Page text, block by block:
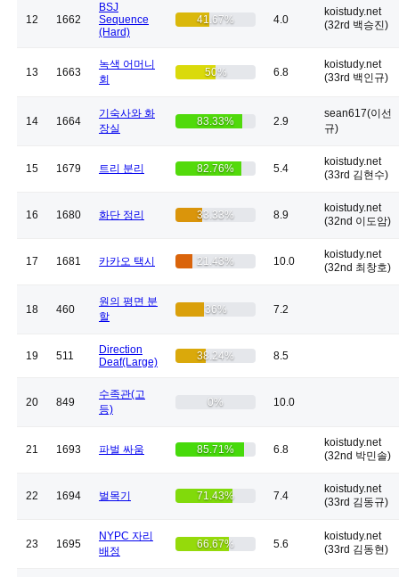
12 1662
BSJ
Sequence
(Hard)
41.67% 4.0
koistudy.net
(32rd 백승진)
13 1663
녹색 어머니
회
50% 6.8
koistudy.net
(33rd 백인규)
14 1664
기숙사와 화
장실
83.33% 2.9
sean617(이선
규)
15 1679 트리 분리 82.76% 5.4
koistudy.net
(33rd 김현수)
16 1680 화단 정리 33.33% 8.9
koistudy.net
(32nd 이도암)
17 1681 카카오 택시 21.43% 10.0
koistudy.net
(32nd 최창호)
18 460
원의 평면 분
할
36% 7.2
19 511
Direction
Deaf(Large)
38.24% 8.5
20 849
수족관(고
등)
0% 10.0
21 1693 파벌 싸움 85.71% 6.8
koistudy.net
(32nd 박민솔)
22 1694 벌목기 71.43% 7.4
koistudy.net
(33rd 김동규)
23 1695
NYPC 자리
배정
66.67% 5.6
koistudy.net
(33rd 김동현)